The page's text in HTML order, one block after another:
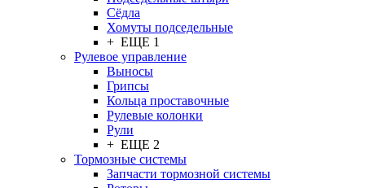
Сёдла
Хомуты подседельные
+ ЕЩЕ 1
Рулевое управление
Выносы
Грипсы
Кольца проставочные
Рулевые колонки
Рули
+ ЕЩЕ 2
Тормозные системы
Запчасти тормозной системы